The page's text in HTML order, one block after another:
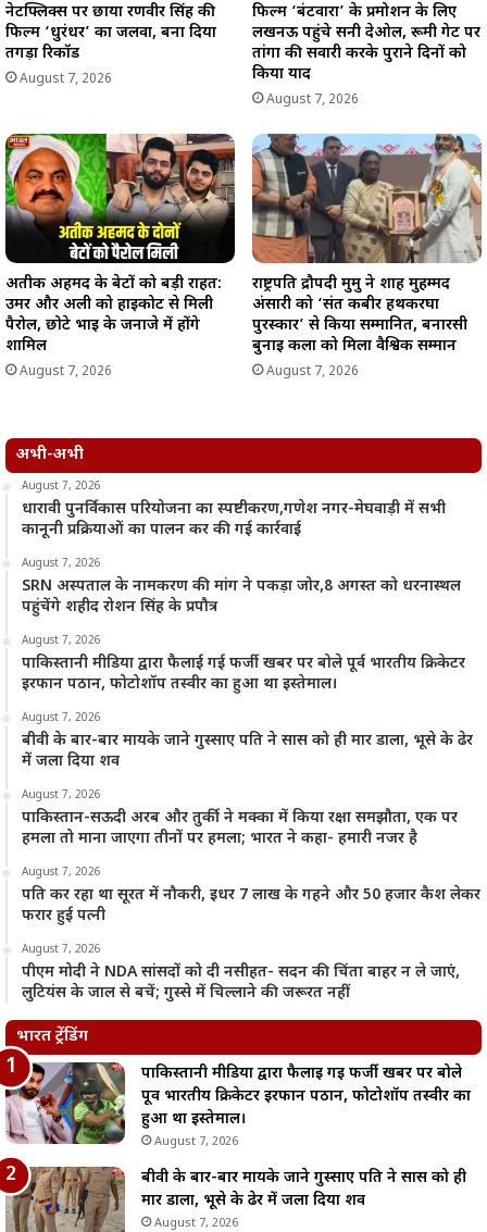
नेटफ्लिक्स पर छाया रणवीर सिंह की
फिल्म ‘धुरंधर’ का जलवा, बना दिया
तगड़ा रिकॉर्ड
August 7, 2026
फिल्म ‘बंटवारा’ के प्रमोशन के लिए
लखनऊ पहुंचे सनी देओल, रूमी गेट पर
तांगा की सवारी करके पुराने दिनों को
किया याद
August 7, 2026
अतीक अहमद के बेटों को बड़ी राहत:
उमर और अली को हाईकोर्ट से मिली
पैरोल, छोटे भाई के जनाजे में होंगे
शामिल
August 7, 2026
राष्ट्रपति द्रौपदी मुर्मु ने शाह मुहम्मद
अंसारी को ‘संत कबीर हथकरघा
पुरस्कार’ से किया सम्मानित, बनारसी
बुनाई कला को मिला वैश्विक सम्मान
August 7, 2026
अभी-अभी
August 7, 2026
धारावी पुनर्विकास परियोजना का स्पष्टीकरण,गणेश नगर-मेघवाड़ी में सभी
कानूनी प्रक्रियाओं का पालन कर की गई कार्रवाई
August 7, 2026
SRN अस्पताल के नामकरण की मांग ने पकड़ा जोर,8 अगस्त को धरनास्थल
पहुंचेंगे शहीद रोशन सिंह के प्रपौत्र
August 7, 2026
पाकिस्तानी मीडिया द्वारा फैलाई गई फर्जी खबर पर बोले पूर्व भारतीय क्रिकेटर
इरफान पठान, फोटोशॉप तस्वीर का हुआ था इस्तेमाल।
August 7, 2026
बीवी के बार-बार मायके जाने गुस्साए पति ने सास को ही मार डाला, भूसे के ढेर
में जला दिया शव
August 7, 2026
पाकिस्तान-सऊदी अरब और तुर्की ने मक्का में किया रक्षा समझौता, एक पर
हमला तो माना जाएगा तीनों पर हमला; भारत ने कहा- हमारी नजर है
August 7, 2026
पति कर रहा था सूरत में नौकरी, इधर 7 लाख के गहने और 50 हजार कैश लेकर
फरार हुई पत्नी
August 7, 2026
पीएम मोदी ने NDA सांसदों को दी नसीहत- सदन की चिंता बाहर न ले जाएं,
लुटियंस के जाल से बचें; गुस्से में चिल्लाने की जरूरत नहीं
भारत ट्रेंडिंग
पाकिस्तानी मीडिया द्वारा फैलाई गई फर्जी खबर पर बोले
पूर्व भारतीय क्रिकेटर इरफान पठान, फोटोशॉप तस्वीर का
हुआ था इस्तेमाल।
August 7, 2026
बीवी के बार-बार मायके जाने गुस्साए पति ने सास को ही
मार डाला, भूसे के ढेर में जला दिया शव
August 7, 2026